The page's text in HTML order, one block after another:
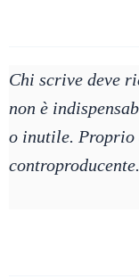
Chi scrive deve
non è
o inutile. Proprio
controproducente.